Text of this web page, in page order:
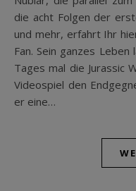
die acht Folgen der
und mehr, erfahrt Ihr
Fan. Sein ganzes
Tages mal die Jurassic
Videospiel den
er eine…